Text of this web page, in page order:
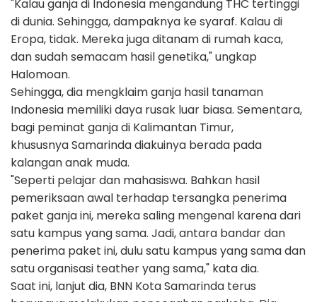
"Kalau ganja di Indonesia mengandung THC tertinggi
di dunia. Sehingga, dampaknya ke syaraf. Kalau di
Eropa, tidak. Mereka juga ditanam di rumah kaca,
dan sudah semacam hasil genetika," ungkap
Halomoan.
Sehingga, dia mengklaim ganja hasil tanaman
Indonesia memiliki daya rusak luar biasa. Sementara,
bagi peminat ganja di Kalimantan Timur,
khususnya Samarinda diakuinya berada pada
kalangan anak muda.
"Seperti pelajar dan mahasiswa. Bahkan hasil
pemeriksaan awal terhadap tersangka penerima
paket ganja ini, mereka saling mengenal karena dari
satu kampus yang sama. Jadi, antara bandar dan
penerima paket ini, dulu satu kampus yang sama dan
satu organisasi teather yang sama," kata dia.
Saat ini, lanjut dia, BNN Kota Samarinda terus